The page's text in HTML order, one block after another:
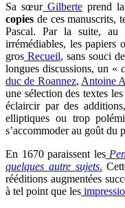
Sa sœurGilberte prend
copies de ces manuscrits,
Pascal. Par la suite,
irrémédiables, les papiers
gros Recueil, sans souci
longues discussions, un «
duc de Roannez, Antoine
une sélection des textes
éclaircir par des
elliptiques ou trop
s’accommoder au goût du
En 1670 paraissent les
quelques autre sujets.
rééditions augmentées
à tel point que les